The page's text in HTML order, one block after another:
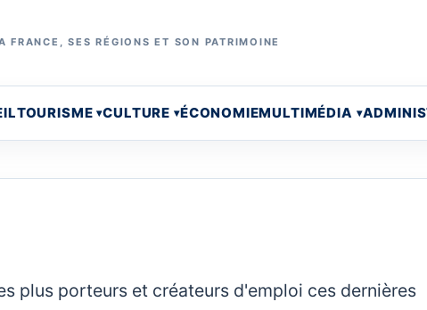
FRANCE, SES RÉGIONS ET SON PATRIMOINE
TOURISME CULTURE ÉCONOMIEMULTIMÉDIA
plus porteurs et créateurs d'emploi ces dernières